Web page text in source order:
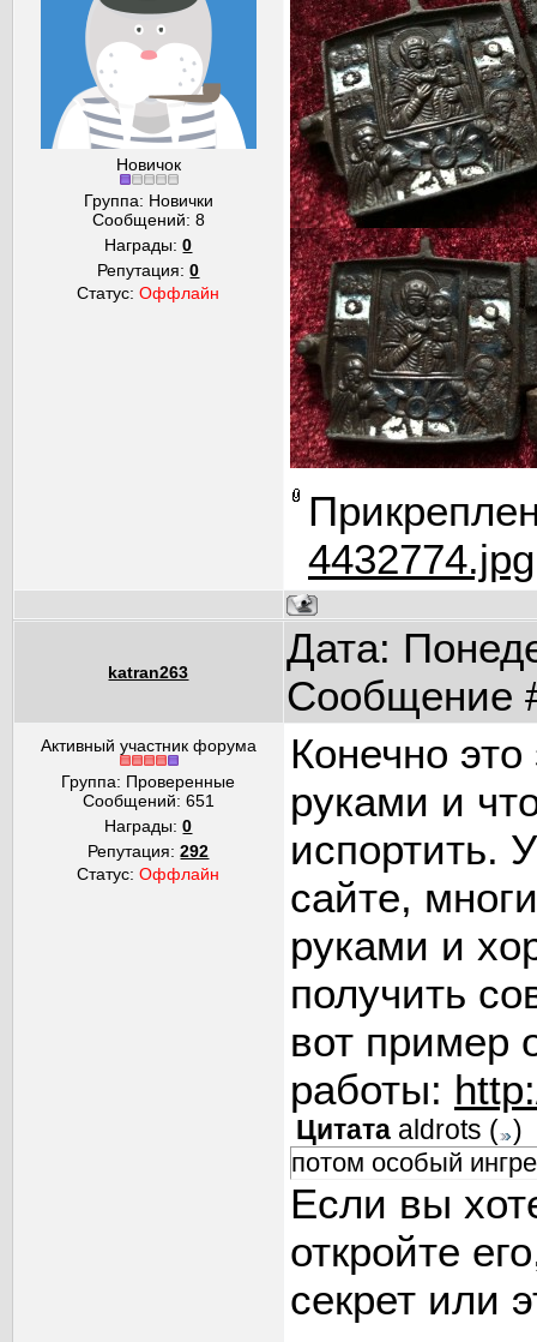
Новичок
Группа: Новички
Сообщений: 8
Награды:0
Репутация:0
Статус:Оффлайн
4432774.jpg
katran263
Дата:
Сообщение
Активный участник форума
Группа: Проверенные
Сообщений: 651
Награды:0
Репутация:292
Статус:Оффлайн
Конечно
руками и
испортить.
сайте,
руками и
получить
вот пример
работы:
Цитата aldrots ( )
потом особый
Если вы
откройте
секрет или